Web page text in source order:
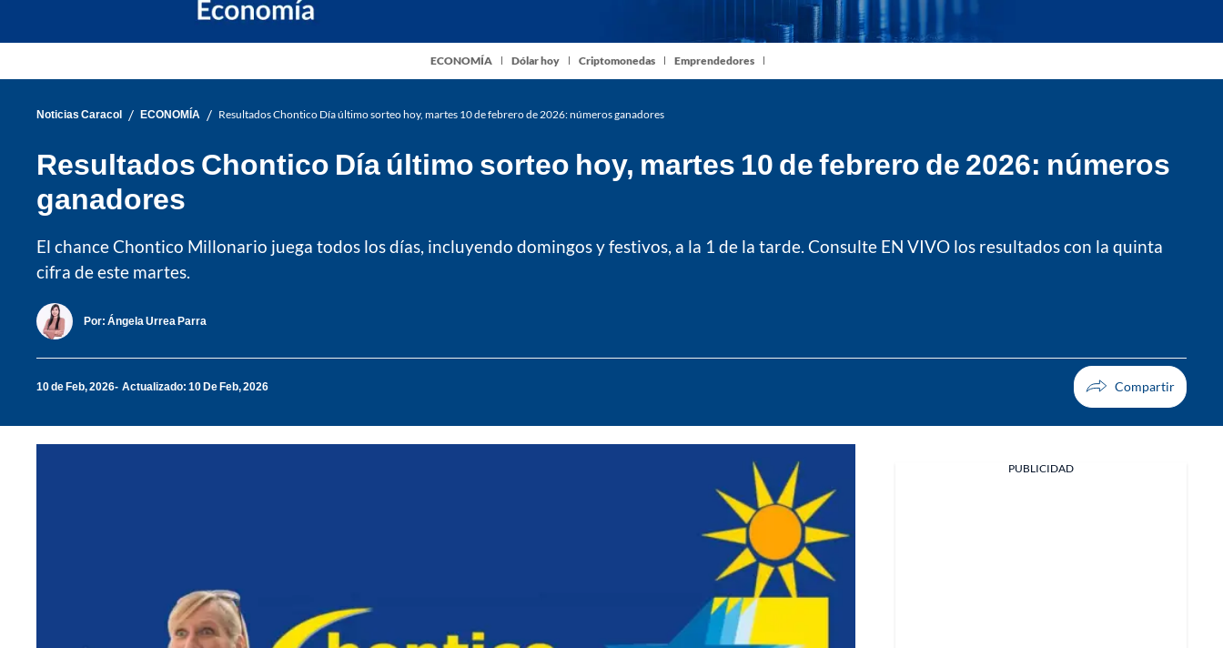
ECONOMÍA Dólar hoy Criptomonedas Emprendedores
Noticias Caracol / ECONOMÍA / Resultados Chontico Día último sorteo hoy, martes 10 de febrero de 2026: números ganadores
Resultados Chontico Día último sorteo hoy, martes 10 de febrero de 2026: números
ganadores
El chance Chontico Millonario juega todos los días, incluyendo domingos y festivos, a la 1 de la tarde. Consulte EN VIVO los resultados con la quinta
cifra de este martes.
Por: Ángela Urrea Parra
10 de Feb, 2026 Actualizado: 10 De Feb, 2026
PUBLICIDAD